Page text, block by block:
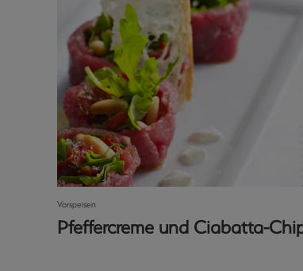
Vorspeisen
Pfeffercreme und Ciabatta-